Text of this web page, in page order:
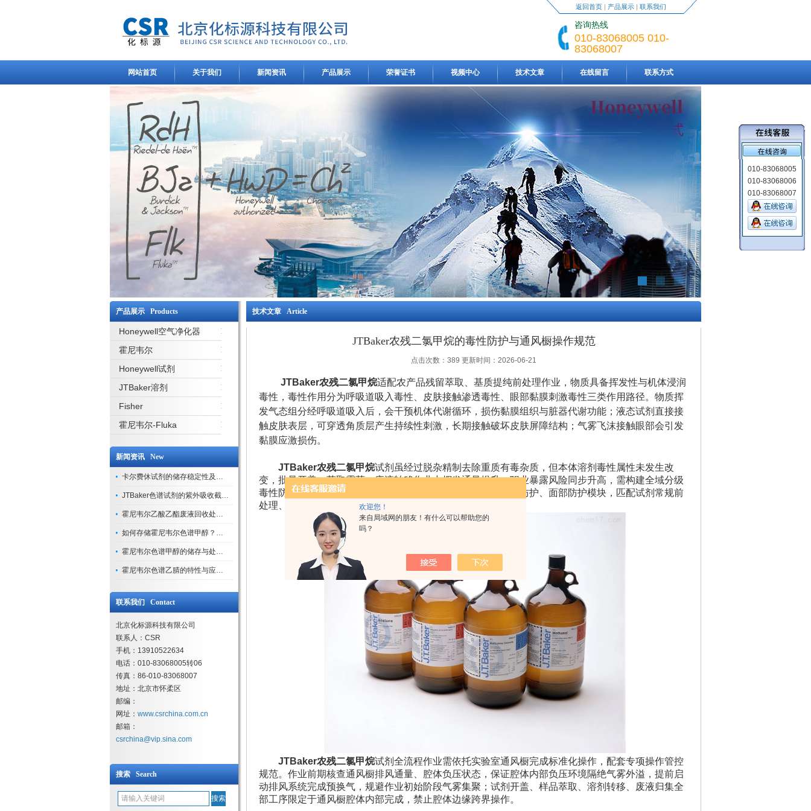
欢迎您！
来自局域网的朋友！有什么可以帮助您的
吗？
返回首页| 产品展示| 联系我们
咨询热线
010-83068005 010-
83068007
网站首页 关于我们 新闻资讯 产品展示 荣誉证书 视频中心 技术文章 在线留言 联系方式
产品展示 Products
Honeywell空气净化器
霍尼韦尔
Honeywell试剂
JTBaker溶剂
Fisher
霍尼韦尔-Fluka
新闻资讯 New
卡尔费休试剂的储存稳定性及开封后有效期验证
JTBaker色谱试剂的紫外吸收截止波长与背景干扰
霍尼韦尔乙酸乙酯废液回收处理方法与环保处置建议
如何存储霍尼韦尔色谱甲醇？避光、密封、远离火源
霍尼韦尔色谱甲醇的储存与处理注意事项
霍尼韦尔色谱乙腈的特性与应用领域解析
联系我们 Contact
北京化标源科技有限公司
联系人：CSR
手机：13910522634
电话：010-83068005转06
传真：86-010-83068007
地址：北京市怀柔区
邮编：
网址： www.csrchina.com.cn
邮箱：
csrchina@vip.sina.com
搜索 Search
技术文章 Article
JTBaker农残二氯甲烷的毒性防护与通风橱操作规范
点击次数：389 更新时间：2026-06-21
JTBaker农残二氯甲烷适配农产品残留萃取、基质提纯前处理作业，物质具备挥发性与机体浸润
毒性，毒性作用分为呼吸道吸入毒性、皮肤接触渗透毒性、眼部黏膜刺激毒性三类作用路径。物质挥
发气态组分经呼吸道吸入后，会干预机体代谢循环，损伤黏膜组织与脏器代谢功能；液态试剂直接接
触皮肤表层，可穿透角质层产生持续性刺激，长期接触破坏皮肤屏障结构；气雾飞沫接触眼部会引发
黏膜应激损伤。
JTBaker农残二氯甲烷试剂虽经过脱杂精制去除重质有毒杂质，但本体溶剂毒性属性未发生改
变，批量开盖、萃取震荡、废液转移作业中挥发通量提升，职业暴露风险同步升高，需构建全域分级
毒性防护体系。防护遵循分层防控原则，划分躯体防护、呼吸防护、面部防护模块，匹配试剂常规前
处理、废液处置、容器清洗全流程工况。
JTBaker农残二氯甲烷试剂全流程作业需依托实验室通风橱完成标准化操作，配套专项操作管控
规范。作业前期核查通风橱排风通量、腔体负压状态，保证腔体内部负压环境隔绝气雾外溢，提前启
动排风系统完成预换气，规避作业初始阶段气雾集聚；试剂开盖、样品萃取、溶剂转移、废液归集全
部工序限定于通风橱腔体内部完成，禁止腔体边缘跨界操作。
010-83068005
010-83068006
010-83068007